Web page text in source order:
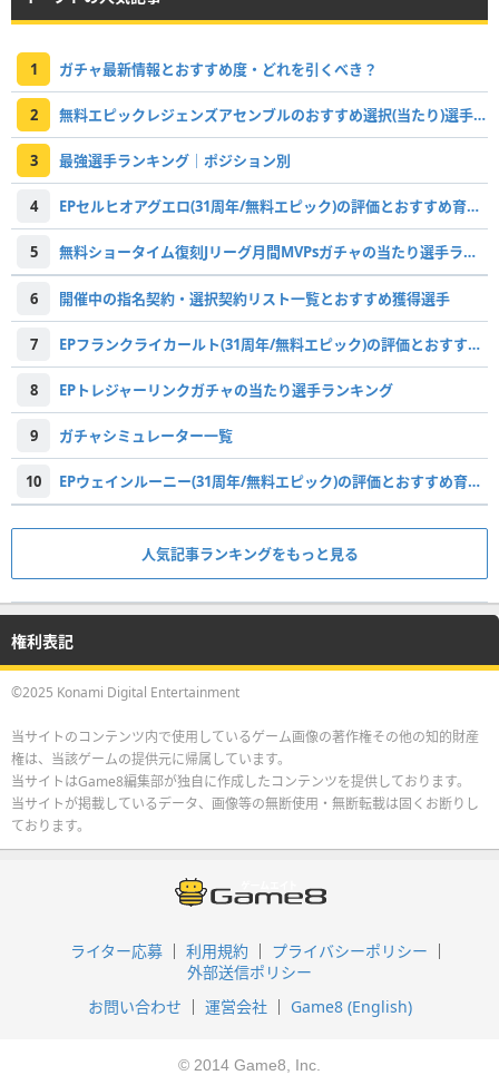
1 ガチャ最新情報とおすすめ度・どれを引くべき？
2 無料エピックレジェンズアセンブルのおすすめ選択(当たり)選手ランキングと引き方
3 最強選手ランキング｜ポジション別
4 EPセルヒオアグエロ(31周年/無料エピック)の評価とおすすめ育成・スキル追加
5 無料ショータイム復刻Jリーグ月間MVPsガチャの当たり選手ランキング
6 開催中の指名契約・選択契約リスト一覧とおすすめ獲得選手
7 EPフランクライカールト(31周年/無料エピック)の評価とおすすめ育成・スキル追加
8 EPトレジャーリンクガチャの当たり選手ランキング
9 ガチャシミュレーター一覧
10 EPウェインルーニー(31周年/無料エピック)の評価とおすすめ育成・スキル追加
人気記事ランキングをもっと見る
権利表記
©2025 Konami Digital Entertainment
当サイトのコンテンツ内で使用しているゲーム画像の著作権その他の知的財産
権は、当該ゲームの提供元に帰属しています。
当サイトはGame8編集部が独自に作成したコンテンツを提供しております。
当サイトが掲載しているデータ、画像等の無断使用・無断転載は固くお断りし
ております。
ライター応募 利用規約
プライバシーポリシー
外部送信ポリシー
お問い合わせ
運営会社 Game8 (English)
© 2014 Game8, Inc.